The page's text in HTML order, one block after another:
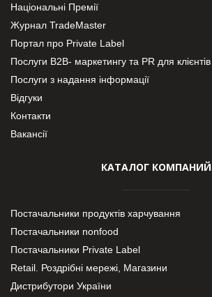
Національні Премії
Журнал TradeMaster
Портал про Private Label
Послуги В2В- маркетингу та PR для клієнтів
Послуги з надання інформації
Відгуки
Контакти
Вакансії
КАТАЛОГ КОМПАНИЙ
Постачальники продуктів харчування
Постачальники nonfood
Постачальники Private Label
Retail. Роздрібні мережі, Магазини
Дистрибутори України